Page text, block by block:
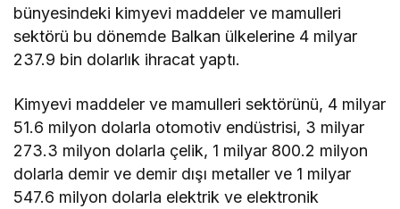
bünyesindeki kimyevi maddeler ve mamulleri
sektörü bu dönemde Balkan ülkelerine 4 milyar
237.9 bin dolarlık ihracat yaptı.
Kimyevi maddeler ve mamulleri sektörünü, 4 milyar
51.6 milyon dolarla otomotiv endüstrisi, 3 milyar
273.3 milyon dolarla çelik, 1 milyar 800.2 milyon
dolarla demir ve demir dışı metaller ve 1 milyar
547.6 milyon dolarla elektrik ve elektronik